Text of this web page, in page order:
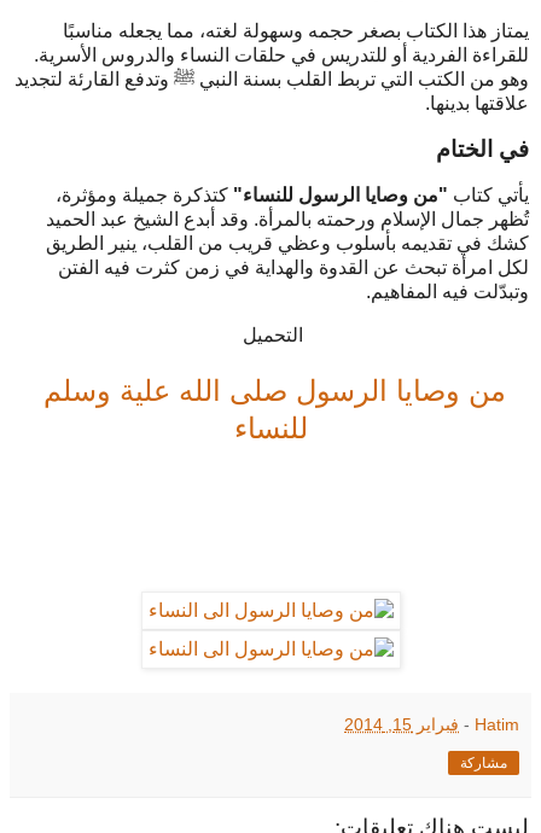
يمتاز هذا الكتاب بصغر حجمه وسهولة لغته، مما يجعله مناسبًا
للقراءة الفردية أو للتدريس في حلقات النساء والدروس الأسرية.
وهو من الكتب التي تربط القلب بسنة النبي ﷺ وتدفع القارئة لتجديد
علاقتها بدينها.
في الختام
يأتي كتاب "من وصايا الرسول للنساء" كتذكرة جميلة ومؤثرة،
تُظهر جمال الإسلام ورحمته بالمرأة. وقد أبدع الشيخ عبد الحميد
كشك في تقديمه بأسلوب وعظي قريب من القلب، ينير الطريق
لكل امرأة تبحث عن القدوة والهداية في زمن كثرت فيه الفتن
وتبدّلت فيه المفاهيم.
التحميل
من وصايا الرسول صلى الله علية وسلم
للنساء
Hatim
- فبراير 15, 2014
مشاركة
ليست هناك تعليقات: